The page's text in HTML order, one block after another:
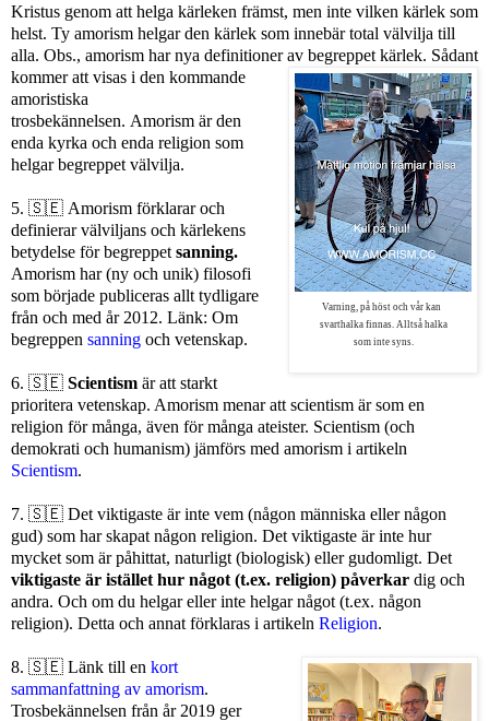
Kristus genom att helga kärleken främst, men inte vilken kärlek som
helst. Ty amorism helgar den kärlek som innebär total välvilja till
alla. Obs., amorism har nya definitioner av begreppet kärlek.
Varning, på höst och vår kan
svarthalka finnas. Alltså halka
som inte syns.
Sådant
kommer att visas i den kommande
amoristiska
trosbekännelsen. Amorism är den
enda kyrka och enda religion som
helgar begreppet välvilja.
5. 🇸🇪 Amorism förklarar och
definierar välviljans och kärlekens
betydelse för begreppet sanning.
Amorism har (ny och unik) filosofi
som började publiceras allt tydligare
från och med år 2012. Länk: Om
begreppen sanning och vetenskap.
6. 🇸🇪 Scientism är att starkt
prioritera vetenskap. Amorism menar att scientism är som en
religion för många, även för många ateister. Scientism (och
demokrati och humanism) jämförs med amorism i artikeln
Scientism.
7. 🇸🇪 Det viktigaste är inte vem (någon människa eller någon
gud) som har skapat någon religion. Det viktigaste är inte hur
mycket som är påhittat, naturligt (biologisk) eller gudomligt. Det
viktigaste är istället hur något (t.ex. religion) påverkar dig och
andra. Och om du helgar eller inte helgar något (t.ex. någon
religion). Detta och annat förklaras i artikeln Religion.
8. 🇸🇪 Länk till en kort
sammanfattning av amorism.
Trosbekännelsen från år 2019 ger